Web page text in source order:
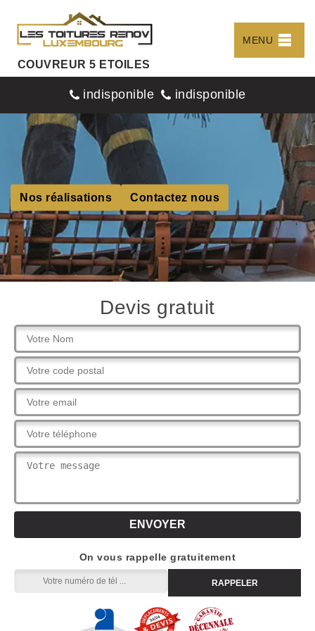
COUVREUR 5 ETOILES
MENU
indisponible indisponible
Nos réalisations Contactez nous
Devis gratuit
On vous rappelle gratuitement